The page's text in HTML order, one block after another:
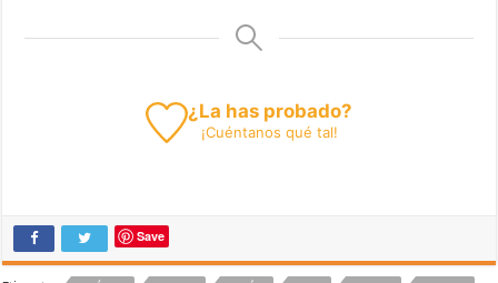
¿La has probado?
¡Cuéntanos qué tal!
Save